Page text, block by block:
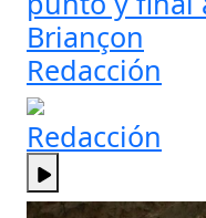
Briançon
Redacción
Redacción